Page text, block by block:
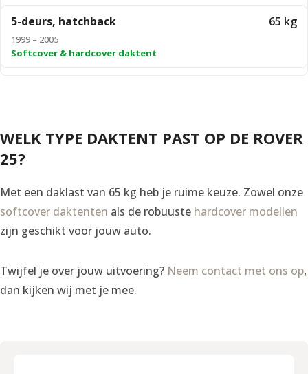
5-deurs, hatchback
1999 – 2005
65 kg
Softcover & hardcover daktent
WELK TYPE DAKTENT PAST OP DE ROVER
25?
Met een daklast van 65 kg heb je ruime keuze. Zowel onze
softcover daktenten als de robuuste hardcover modellen
zijn geschikt voor jouw auto.
Twijfel je over jouw uitvoering? Neem contact met ons op,
dan kijken wij met je mee.